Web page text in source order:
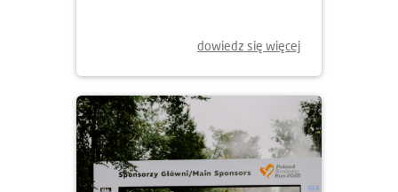
dowiedz się więcej